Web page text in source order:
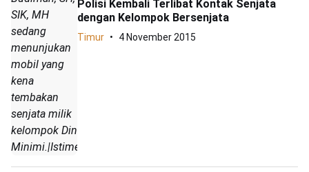
SIK, MH
sedang
menunjukan
mobil yang
kena
tembakan
senjata milik
kelompok Din
Minimi.|Istimewa
Polisi Kembali Terlibat Kontak Senjata
dengan Kelompok Bersenjata
Timur 4 November 2015